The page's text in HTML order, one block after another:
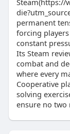
Steam(https://
permanent
forcing
constant
Its Steam
combat and
where every
Cooperative
solving
ensure no two